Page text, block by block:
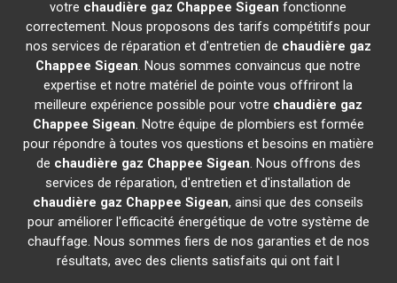
votre chaudière gaz Chappee Sigean fonctionne
correctement. Nous proposons des tarifs compétitifs pour
nos services de réparation et d'entretien de chaudière gaz
Chappee Sigean. Nous sommes convaincus que notre
expertise et notre matériel de pointe vous offriront la
meilleure expérience possible pour votre chaudière gaz
Chappee Sigean. Notre équipe de plombiers est formée
pour répondre à toutes vos questions et besoins en matière
de chaudière gaz Chappee Sigean. Nous offrons des
services de réparation, d'entretien et d'installation de
chaudière gaz Chappee Sigean, ainsi que des conseils
pour améliorer l'efficacité énergétique de votre système de
chauffage. Nous sommes fiers de nos garanties et de nos
résultats, avec des clients satisfaits qui ont fait l